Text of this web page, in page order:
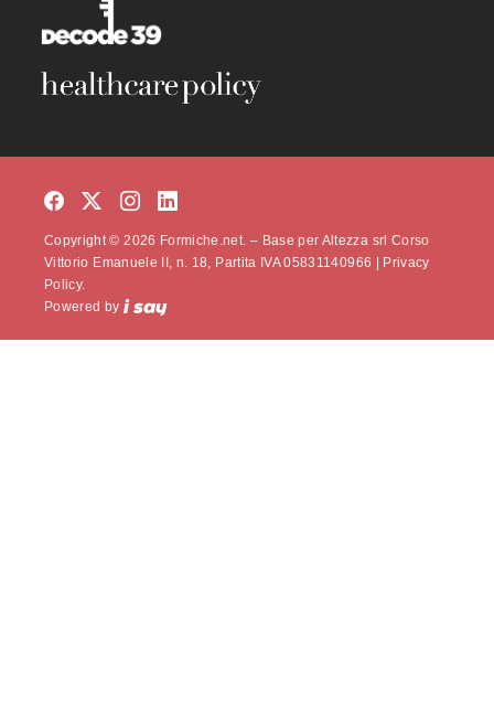
Copyright © 2026 Formiche.net. – Base per Altezza srl Corso
Vittorio Emanuele II, n. 18, Partita IVA 05831140966 | Privacy
Policy.
Powered by